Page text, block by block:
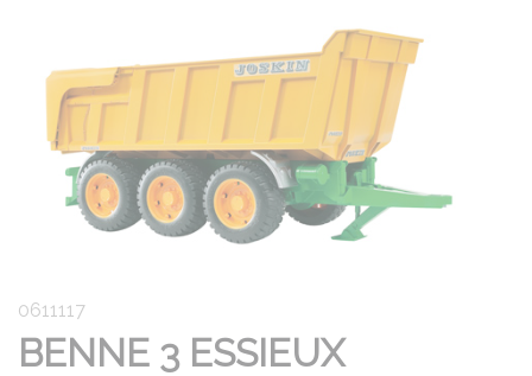
0611117
BENNE 3 ESSIEUX